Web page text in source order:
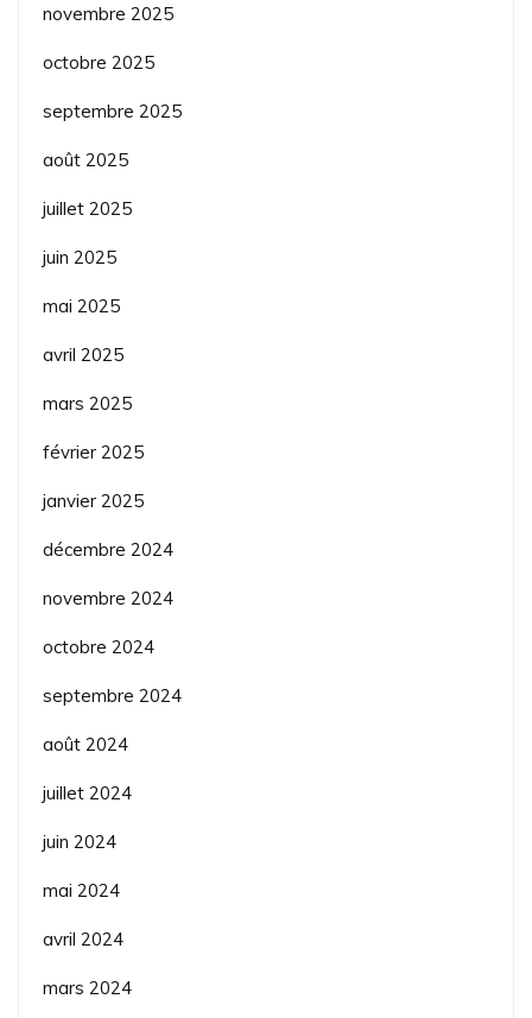
novembre 2025
octobre 2025
septembre 2025
août 2025
juillet 2025
juin 2025
mai 2025
avril 2025
mars 2025
février 2025
janvier 2025
décembre 2024
novembre 2024
octobre 2024
septembre 2024
août 2024
juillet 2024
juin 2024
mai 2024
avril 2024
mars 2024